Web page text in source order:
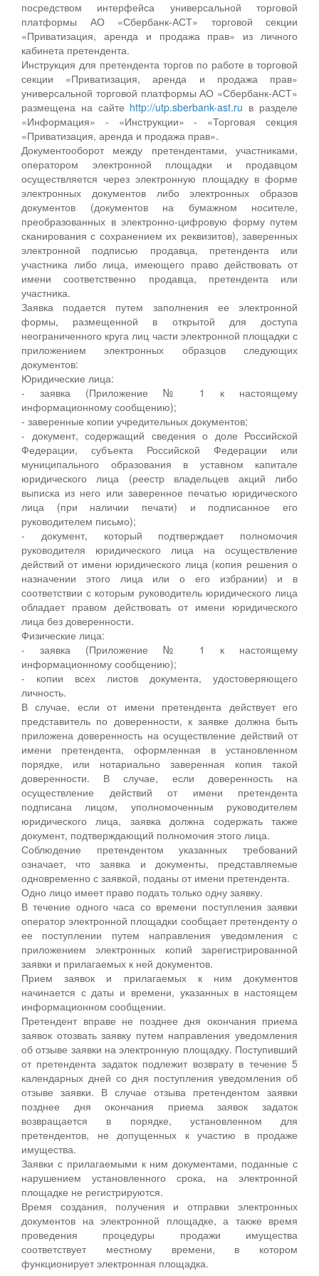
посредством интерфейса универсальной торговой
платформы АО «Сбербанк-АСТ» торговой секции
«Приватизация, аренда и продажа прав» из личного
кабинета претендента.
Инструкция для претендента торгов по работе в торговой
секции «Приватизация, аренда и продажа прав»
универсальной торговой платформы АО «Сбербанк-АСТ»
размещена на сайте http://utp.sberbank-ast.ru в разделе
«Информация» - «Инструкции» - «Торговая секция
«Приватизация, аренда и продажа прав».
Документооборот между претендентами, участниками,
оператором электронной площадки и продавцом
осуществляется через электронную площадку в форме
электронных документов либо электронных образов
документов (документов на бумажном носителе,
преобразованных в электронно-цифровую форму путем
сканирования с сохранением их реквизитов), заверенных
электронной подписью продавца, претендента или
участника либо лица, имеющего право действовать от
имени соответственно продавца, претендента или
участника.
Заявка подается путем заполнения ее электронной
формы, размещенной в открытой для доступа
неограниченного круга лиц части электронной площадки с
приложением электронных образцов следующих
документов:
Юридические лица:
- заявка (Приложение № 1 к настоящему
информационному сообщению);
- заверенные копии учредительных документов;
- документ, содержащий сведения о доле Российской
Федерации, субъекта Российской Федерации или
муниципального образования в уставном капитале
юридического лица (реестр владельцев акций либо
выписка из него или заверенное печатью юридического
лица (при наличии печати) и подписанное его
руководителем письмо);
- документ, который подтверждает полномочия
руководителя юридического лица на осуществление
действий от имени юридического лица (копия решения о
назначении этого лица или о его избрании) и в
соответствии с которым руководитель юридического лица
обладает правом действовать от имени юридического
лица без доверенности.
Физические лица:
- заявка (Приложение № 1 к настоящему
информационному сообщению);
- копии всех листов документа, удостоверяющего
личность.
В случае, если от имени претендента действует его
представитель по доверенности, к заявке должна быть
приложена доверенность на осуществление действий от
имени претендента, оформленная в установленном
порядке, или нотариально заверенная копия такой
доверенности. В случае, если доверенность на
осуществление действий от имени претендента
подписана лицом, уполномоченным руководителем
юридического лица, заявка должна содержать также
документ, подтверждающий полномочия этого лица.
Соблюдение претендентом указанных требований
означает, что заявка и документы, представляемые
одновременно с заявкой, поданы от имени претендента.
Одно лицо имеет право подать только одну заявку.
В течение одного часа со времени поступления заявки
оператор электронной площадки сообщает претенденту о
ее поступлении путем направления уведомления с
приложением электронных копий зарегистрированной
заявки и прилагаемых к ней документов.
Прием заявок и прилагаемых к ним документов
начинается с даты и времени, указанных в настоящем
информационном сообщении.
Претендент вправе не позднее дня окончания приема
заявок отозвать заявку путем направления уведомления
об отзыве заявки на электронную площадку. Поступивший
от претендента задаток подлежит возврату в течение 5
календарных дней со дня поступления уведомления об
отзыве заявки. В случае отзыва претендентом заявки
позднее дня окончания приема заявок задаток
возвращается в порядке, установленном для
претендентов, не допущенных к участию в продаже
имущества.
Заявки с прилагаемыми к ним документами, поданные с
нарушением установленного срока, на электронной
площадке не регистрируются.
Время создания, получения и отправки электронных
документов на электронной площадке, а также время
проведения процедуры продажи имущества
соответствует местному времени, в котором
функционирует электронная площадка.